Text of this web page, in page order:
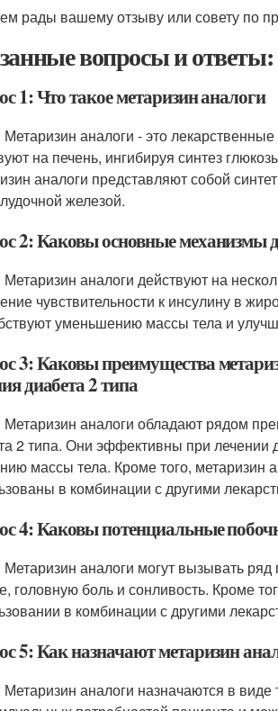
рады вашему отзыву или совету по
вопросы и ответы:
1: Что такое метаризин аналоги
Метаризин аналоги - это
на печень, ингибируя синтез
аналоги представляют собой
железой.
2: Каковы основные механизмы
Метаризин аналоги действуют на
чувствительности к инсулину в
уменьшению массы тела и
3: Каковы преимущества
диабета 2 типа
Метаризин аналоги обладают рядом
2 типа. Они эффективны при лечении
массы тела. Кроме того, метаризин
в комбинации с другими
4: Каковы потенциальные
Метаризин аналоги могут вызывать
головную боль и сонливость. Кроме
в комбинации с другими
5: Как назначают метаризин
Метаризин аналоги назначаются в виде